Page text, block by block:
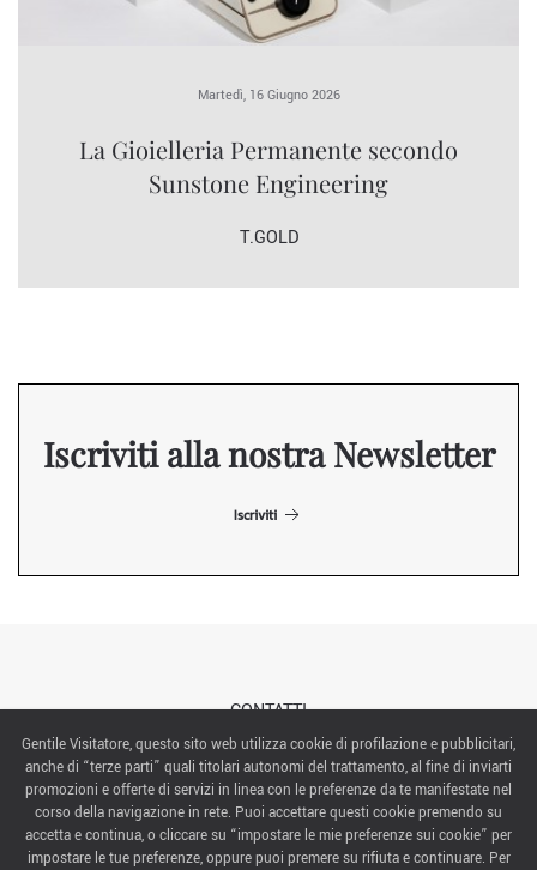
Martedì, 16 Giugno 2026
La Gioielleria Permanente secondo
Sunstone Engineering
T.GOLD
Iscriviti alla nostra Newsletter
Iscriviti
CONTATTI
ABOUT US
ITALIAN EXHIBITION GROUP SpA All rights reserved
Via Emilia 155, 47921 Rimini,
Gentile Visitatore, questo sito web utilizza cookie di profilazione e pubblicitari,
anche di “terze parti” quali titolari autonomi del trattamento, al fine di inviarti
promozioni e offerte di servizi in linea con le preferenze da te manifestate nel
corso della navigazione in rete. Puoi accettare questi cookie premendo su
accetta e continua, o cliccare su “impostare le mie preferenze sui cookie” per
impostare le tue preferenze, oppure puoi premere su rifiuta e continuare. Per